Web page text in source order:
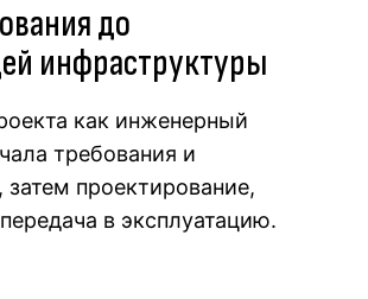
до
инфраструктуры
как инженерный
требования и
затем проектирование,
в эксплуатацию.